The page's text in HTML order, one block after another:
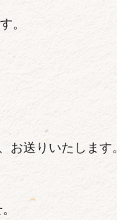
。
送りいたします。